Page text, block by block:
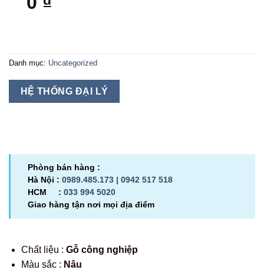
Danh mục: Uncategorized
HỆ THỐNG ĐẠI LÝ
Phòng bán hàng :
Hà Nội : 0989.485.173 | 0942 517 518
HCM : 033 994 5020
Giao hàng tận nơi mọi địa điểm
Chất liệu : Gỗ công nghiệp
Màu sắc : Nâu